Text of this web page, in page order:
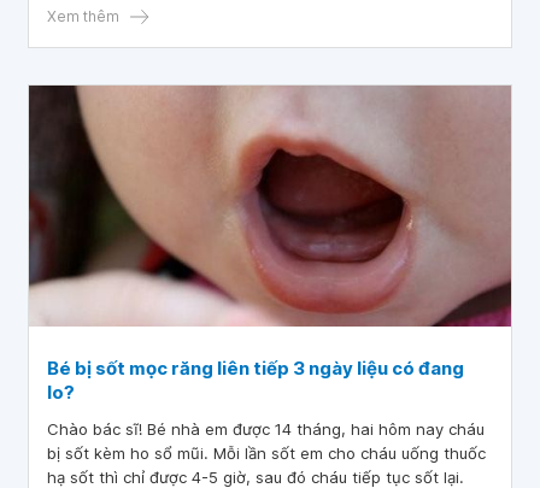
Xem thêm
Bé bị sốt mọc răng liên tiếp 3 ngày liệu có đang
lo?
Chào bác sĩ! Bé nhà em được 14 tháng, hai hôm nay cháu
bị sốt kèm ho sổ mũi. Mỗi lần sốt em cho cháu uống thuốc
hạ sốt thì chỉ được 4-5 giờ, sau đó cháu tiếp tục sốt lại.